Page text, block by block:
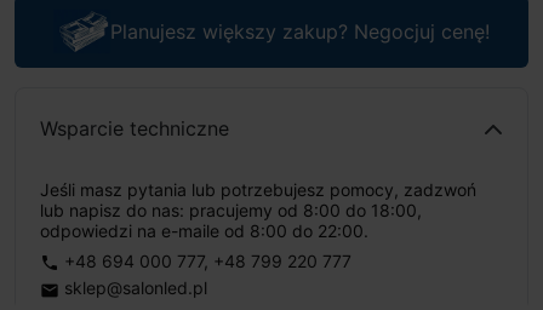
Planujesz większy zakup? Negocjuj cenę!
Wsparcie techniczne
Jeśli masz pytania lub potrzebujesz pomocy, zadzwoń
lub napisz do nas: pracujemy od 8:00 do 18:00,
odpowiedzi na e-maile od 8:00 do 22:00.
phone +48 694 000 777, +48 799 220 777
email sklep@salonled.pl